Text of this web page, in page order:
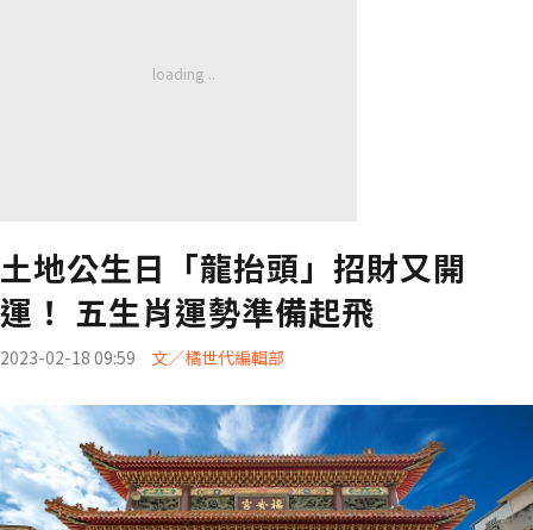
土地公生日「龍抬頭」招財又開
運！ 五生肖運勢準備起飛
2023-02-18 09:59 文／橘世代編輯部